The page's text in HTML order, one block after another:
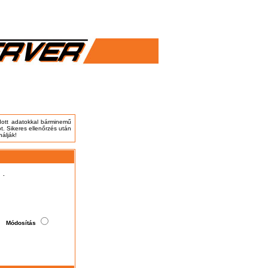
adatokkal bárminemű
Sikeres ellenőrzés után
Módosítás